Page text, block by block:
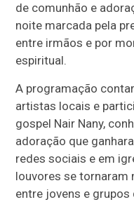
de comunhão e
noite marcada pela
entre irmãos e por
espiritual.
A programação
artistas locais e
gospel Nair Nany,
adoração que
redes sociais e em
louvores se tornaram
entre jovens e grupos